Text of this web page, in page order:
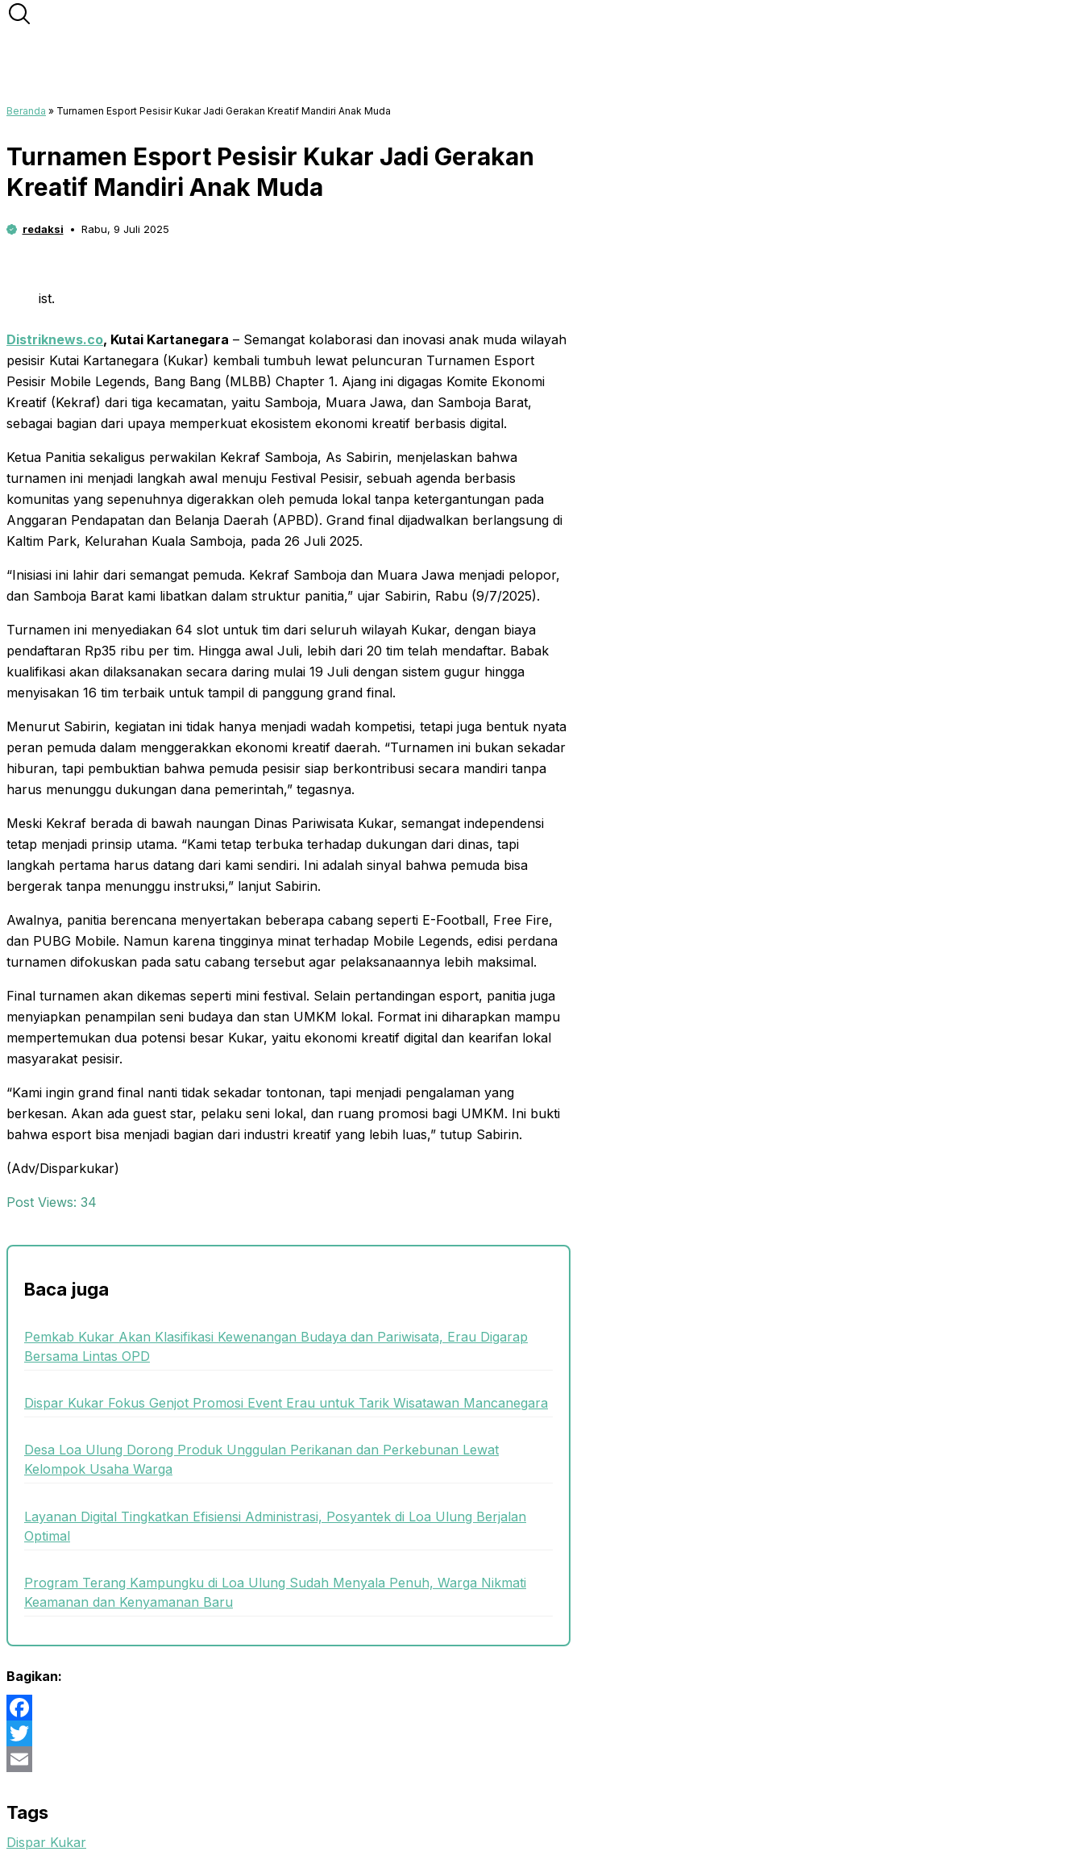
Beranda » Turnamen Esport Pesisir Kukar Jadi Gerakan Kreatif Mandiri Anak Muda
Turnamen Esport Pesisir Kukar Jadi Gerakan
Kreatif Mandiri Anak Muda
redaksi Rabu, 9 Juli 2025
ist.
Distriknews.co, Kutai Kartanegara – Semangat kolaborasi dan inovasi anak muda wilayah
pesisir Kutai Kartanegara (Kukar) kembali tumbuh lewat peluncuran Turnamen Esport
Pesisir Mobile Legends, Bang Bang (MLBB) Chapter 1. Ajang ini digagas Komite Ekonomi
Kreatif (Kekraf) dari tiga kecamatan, yaitu Samboja, Muara Jawa, dan Samboja Barat,
sebagai bagian dari upaya memperkuat ekosistem ekonomi kreatif berbasis digital.
Ketua Panitia sekaligus perwakilan Kekraf Samboja, As Sabirin, menjelaskan bahwa
turnamen ini menjadi langkah awal menuju Festival Pesisir, sebuah agenda berbasis
komunitas yang sepenuhnya digerakkan oleh pemuda lokal tanpa ketergantungan pada
Anggaran Pendapatan dan Belanja Daerah (APBD). Grand final dijadwalkan berlangsung di
Kaltim Park, Kelurahan Kuala Samboja, pada 26 Juli 2025.
“Inisiasi ini lahir dari semangat pemuda. Kekraf Samboja dan Muara Jawa menjadi pelopor,
dan Samboja Barat kami libatkan dalam struktur panitia,” ujar Sabirin, Rabu (9/7/2025).
Turnamen ini menyediakan 64 slot untuk tim dari seluruh wilayah Kukar, dengan biaya
pendaftaran Rp35 ribu per tim. Hingga awal Juli, lebih dari 20 tim telah mendaftar. Babak
kualifikasi akan dilaksanakan secara daring mulai 19 Juli dengan sistem gugur hingga
menyisakan 16 tim terbaik untuk tampil di panggung grand final.
Menurut Sabirin, kegiatan ini tidak hanya menjadi wadah kompetisi, tetapi juga bentuk nyata
peran pemuda dalam menggerakkan ekonomi kreatif daerah. “Turnamen ini bukan sekadar
hiburan, tapi pembuktian bahwa pemuda pesisir siap berkontribusi secara mandiri tanpa
harus menunggu dukungan dana pemerintah,” tegasnya.
Meski Kekraf berada di bawah naungan Dinas Pariwisata Kukar, semangat independensi
tetap menjadi prinsip utama. “Kami tetap terbuka terhadap dukungan dari dinas, tapi
langkah pertama harus datang dari kami sendiri. Ini adalah sinyal bahwa pemuda bisa
bergerak tanpa menunggu instruksi,” lanjut Sabirin.
Awalnya, panitia berencana menyertakan beberapa cabang seperti E-Football, Free Fire,
dan PUBG Mobile. Namun karena tingginya minat terhadap Mobile Legends, edisi perdana
turnamen difokuskan pada satu cabang tersebut agar pelaksanaannya lebih maksimal.
Final turnamen akan dikemas seperti mini festival. Selain pertandingan esport, panitia juga
menyiapkan penampilan seni budaya dan stan UMKM lokal. Format ini diharapkan mampu
mempertemukan dua potensi besar Kukar, yaitu ekonomi kreatif digital dan kearifan lokal
masyarakat pesisir.
“Kami ingin grand final nanti tidak sekadar tontonan, tapi menjadi pengalaman yang
berkesan. Akan ada guest star, pelaku seni lokal, dan ruang promosi bagi UMKM. Ini bukti
bahwa esport bisa menjadi bagian dari industri kreatif yang lebih luas,” tutup Sabirin.
(Adv/Disparkukar)
Post Views: 34
Baca juga
Pemkab Kukar Akan Klasifikasi Kewenangan Budaya dan Pariwisata, Erau Digarap
Bersama Lintas OPD
Dispar Kukar Fokus Genjot Promosi Event Erau untuk Tarik Wisatawan Mancanegara
Desa Loa Ulung Dorong Produk Unggulan Perikanan dan Perkebunan Lewat
Kelompok Usaha Warga
Layanan Digital Tingkatkan Efisiensi Administrasi, Posyantek di Loa Ulung Berjalan
Optimal
Program Terang Kampungku di Loa Ulung Sudah Menyala Penuh, Warga Nikmati
Keamanan dan Kenyamanan Baru
Bagikan:
Facebook
Twitter
Tags
Dispar Kukar